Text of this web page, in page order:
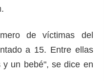
de víctimas del
a 15. Entre ellas
y un bebé", se dice en